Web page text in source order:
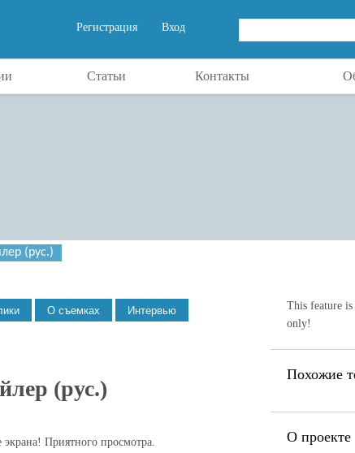
Вход
Регистрация
Статьи Контакты
(рус.)
(рус.)
Приятного просмотра.
This feature
only!
Похожие
О проекте